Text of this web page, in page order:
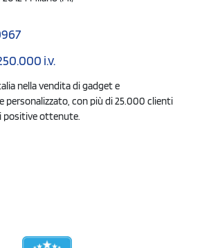
i.v.
nella vendita di gadget e
personalizzato, con più di 25.000 clienti
positive ottenute.